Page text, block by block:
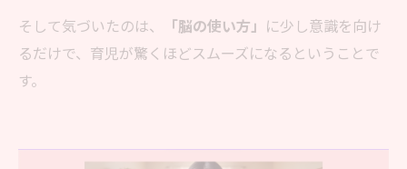
そして気づいたのは、 「脳の使い方」
に少し意識を向け
るだけで、育児が驚くほどスムーズになるということで
す。